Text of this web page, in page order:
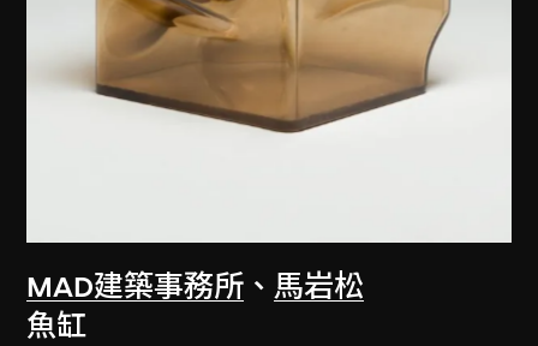
MAD建築事務所 、 馬岩松
魚缸